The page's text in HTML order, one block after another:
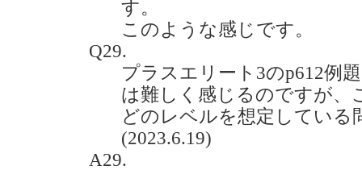
す。
このような感じです。
Q29.
プラスエリート3のp612例
は難しく感じるのですが、
どのレベルを想定している
(2023.6.19)
A29.